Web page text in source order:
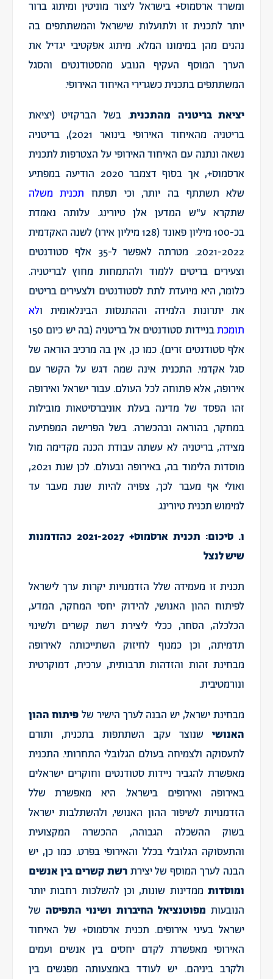
ומשרד ארסמוס+ בישראל ליצור מוניטין ומיתוג ברור
יותר לתכנית זו ולתועלות שישראל והמשתתפים בה
נהנים מהן במימונו המלא. מיתוג אפקטיבי יגדיל את
הערך המוסף העקיף הנובע מהסטודנטים והסגל
המשתתפים בתכנית כשגרירי האיחוד האירופי.
יציאת בריטניה מהתכנית. בשל הברקזיט (יציאת
בריטניה מהאיחוד האירופי בינואר 2021), בריטניה
נשאה ונתנה עם האיחוד האירופי על הצטרפות לתכנית
ארסמוס+, אך בסוף דצמבר 2020 הודיעה במפתיע
שלא תשתתף בה יותר, וכי תפתח תכנית משלה
שתקרא ע"ש המדען אלן טיורינג. עלותה נאמדת
בכ-100 מיליון פאונד (128 מיליון אירו) לשנה האקדמית
2021-2022. מטרתה לאפשר ל-35 אלף סטודנטים
וצעירים בריטים ללמוד ולהתמחות מחוץ לבריטניה.
כלומר, היא מיועדת לתת לסטודנטים ולצעירים בריטים
את יתרונות הלמידה וההתנסות הבינלאומית ולא
תומכת
בניידות סטודנטים אל בריטניה (בה יש כיום 150
אלף סטודנטים זרים). כמו כן, אין בה מרכיב הוראה של
סגל אקדמי. התכנית אינה שמה דגש על הקשר עם
אירופה, אלא פתוחה לכל העולם. עבור ישראל ואירופה
זהו הפסד של מדינה בעלת אוניברסיטאות מובילות
במחקר, בהוראה ובהכשרה. בשל הפרישה המפתיעה
מצידה, בריטניה לא עשתה עבודת הכנה מקדימה מול
מוסדות הלימוד בה, באירופה ובעולם. לכן שנת 2021,
ואולי אף מעבר לכך, צפויה להיות שנת מעבר עד
למימוש תכנית טיורינג.
ו. סיכום: תכנית ארסמוס+ 2021-2027 כהזדמנות
שיש לנצל
תכנית זו מעמידה שלל הזדמנויות יקרות ערך לישראל
לפיתוח ההון האנושי, להידוק יחסי המחקר, המדע,
הכלכלה, הסחר, ככלי ליצירת רשת קשרים ולשינוי
תדמיתה, וכן כמנוף לחיזוק השתייכותה לאירופה
מבחינת זהות והזדהות תרבותית, ערכית, דמוקרטית
ונורמטיבית.
מבחינת ישראל, יש הבנה לערך הישיר שלפיתוח ההון
האנושישנוצר עקב השתתפות בתכנית, ותורם
לתעסוקה ולצמיחה בעולם הגלובלי התחרותי. התכנית
מאפשרת להגביר ניידות סטודנטים וחוקרים ישראלים
באירופה ואירופים בישראל. היא מאפשרת שלל
הזדמנויות לשיפור ההון האנושי, ולהשתלבות ישראל
בשוק ההשכלה הגבוהה, ההכשרה המקצועית
והתעסוקה הגלובלי בכלל והאירופי בפרט. כמו כן, יש
הבנה לערך המוסף של יצירתרשת קשרים בין אנשים
ומוסדותממדינות שונות, וכן להשלכות רחבות יותר
הנובעות מפוטנציאל החיברות ושינוי התפיסה של
ישראל בעיני אירופים. תכנית ארסמוס+ של האיחוד
האירופי מאפשרת לקדם יחסים בין אנשים ועמים
ולקרב ביניהם. יש לעודד באמצעותה מפגשים בין